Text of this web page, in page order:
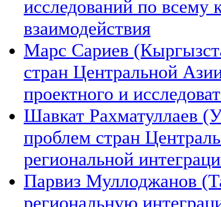
исследований по всему
взаимодействия
Марс Сариев
стран Центральной
проектного и
Шавкат Рахматуллаев
проблем стран
региональной
Парвиз Муллоджанов
региональную